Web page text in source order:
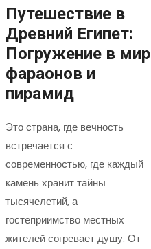
Путешествие в
Древний Египет:
Погружение в мир
фараонов и
пирамид
Это страна, где вечность
встречается с
современностью, где каждый
камень хранит тайны
тысячелетий, а
гостеприимство местных
жителей согревает душу. От